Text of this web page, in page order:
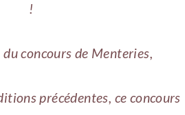
!
concours de Menteries,
précédentes, ce concours